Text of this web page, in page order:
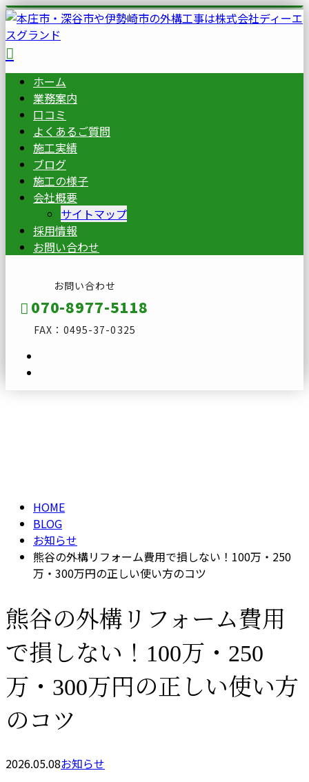
ホーム
業務案内
口コミ
よくあるご質問
施工実績
ブログ
施工の様子
会社概要
サイトマップ
採用情報
お問い合わせ
お問い合わせ
070-8977-5118
FAX：0495-37-0325
HOME
BLOG
お知らせ
熊谷の外構リフォーム費用で損しない！100万・250
万・300万円の正しい使い方のコツ
熊谷の外構リフォーム費用
で損しない！100万・250
万・300万円の正しい使い方
のコツ
2026.05.08お知らせ